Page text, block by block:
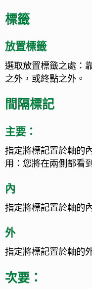
標籤
放置標籤
選取放置標籤之處：
之外，或終點之外。
間隔標記
主要：
指定將標記置於軸的
用：您將在兩側都看
內
指定將標記置於軸的
外
指定將標記置於軸的
次要：